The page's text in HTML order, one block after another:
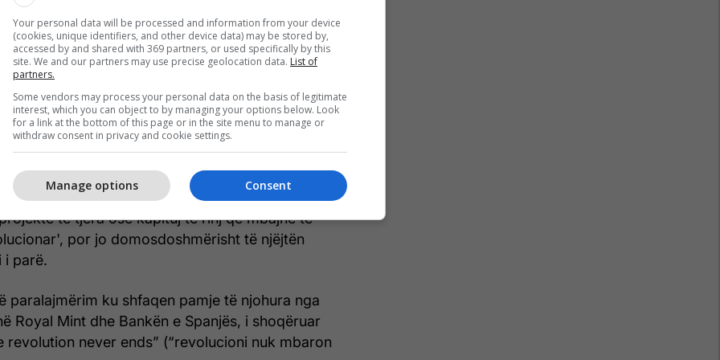
e gjashtë?
se po zgjeron universin “Money Heist”, por
sezoni të gjashtë të drejtpërdrejtë që vazhdon
siç përfundoi në vitin 2021.
'fazë të re' të françizës, duke lënë të kuptohet
të tjera ose kapituj të rinj që mbajnë të
por jo domosdoshmërisht të njëjtën
i parë.
paralajmërim ku shfaqen pamje të njohura nga
Royal Mint dhe Bankën e Spanjës, i shoqëruar
revolution never ends” (“revolucioni nuk mbaron
Your personal data will be processed and information from your device
(cookies, unique identifiers, and other device data) may be stored by,
accessed by and shared with 369 partners, or used specifically by this
site. We and our partners may use precise geolocation data. List of
partners.
Some vendors may process your personal data on the basis of legitimate
interest, which you can object to by managing your options below. Look
for a link at the bottom of this page or in the site menu to manage or
withdraw consent in privacy and cookie settings.
Consent
Manage options